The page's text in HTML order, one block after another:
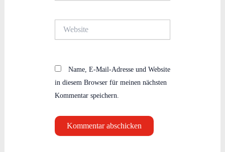
Name, E-Mail-Adresse und Website
in diesem Browser für meinen nächsten
Kommentar speichern.